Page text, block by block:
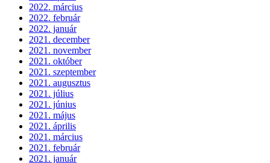
2022. március
2022. február
2022. január
2021. december
2021. november
2021. október
2021. szeptember
2021. augusztus
2021. július
2021. június
2021. május
2021. április
2021. március
2021. február
2021. január